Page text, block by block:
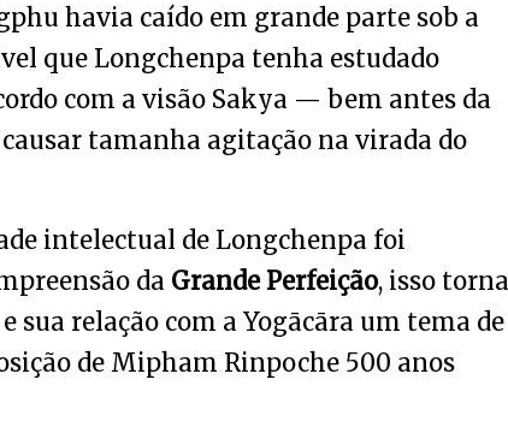
havia caído em grande parte sob a
que Longchenpa tenha estudado
com a visão Sakya — bem antes da
tamanha agitação na virada do
intelectual de Longchenpa foi
da Grande Perfeição, isso torna
e sua relação com a Yogācāra um tema de
de Mipham Rinpoche 500 anos